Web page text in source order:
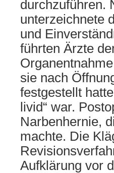
durchzuführen.
unterzeichnete
und
führten Ärzte
sie nach
festgestellt
livid“ war.
Narbenhernie,
machte. Die
Aufklärung vor